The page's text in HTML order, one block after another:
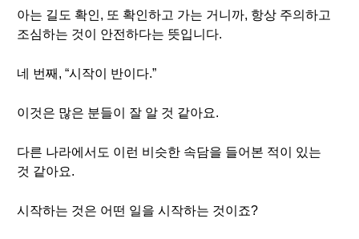
아는 길도 확인, 또 확인하고 가는 거니까, 항상 주의하고
조심하는 것이 안전하다는 뜻입니다.
네 번째, “시작이 반이다.”
이것은 많은 분들이 잘 알 것 같아요.
다른 나라에서도 이런 비슷한 속담을 들어본 적이 있는
것 같아요.
시작하는 것은 어떤 일을 시작하는 것이죠?